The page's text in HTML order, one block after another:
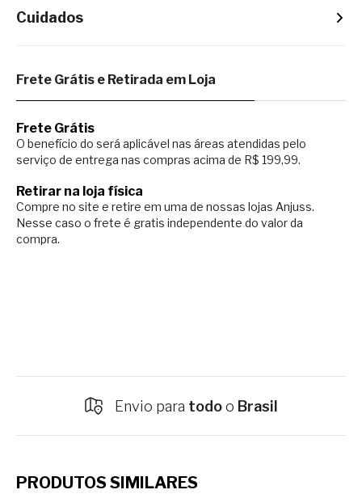
Cuidados
Frete Grátis e Retirada em Loja
Frete Grátis
O benefício do será aplicável nas áreas atendidas pelo
serviço de entrega nas compras acima de R$ 199,99.
Retirar na loja física
Compre no site e retire em uma de nossas lojas Anjuss.
Nesse caso o frete é gratis independente do valor da
compra.
Envio para todoo Brasil
PRODUTOS SIMILARES